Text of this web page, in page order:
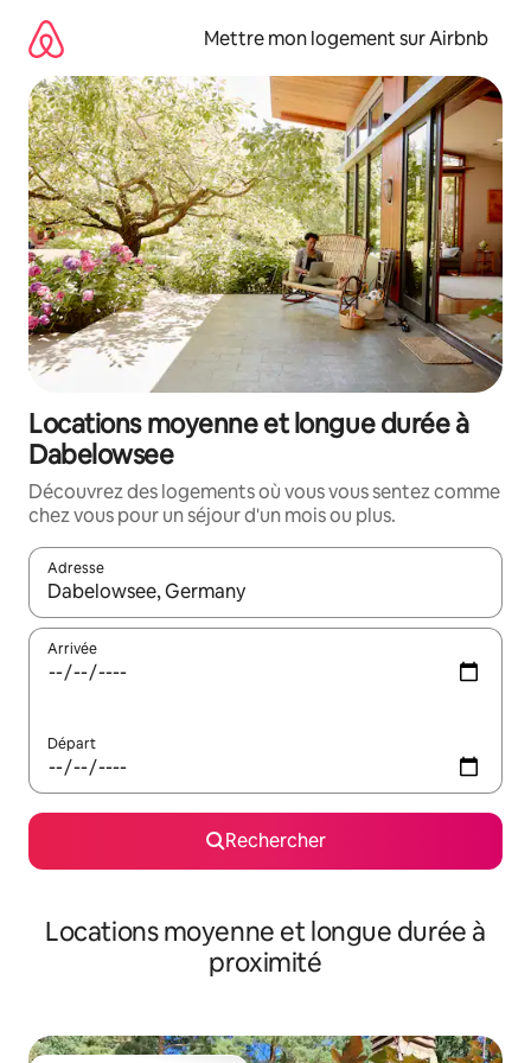
directement
contenu
Mettre mon logement sur Airbnb
Locations moyenne et longue durée à
Dabelowsee
Découvrez des logements où vous vous sentez comme
chez vous pour un séjour d'un mois ou plus.
Adresse
Lorsque les résultats s'affichent, utilisez les flèches vers le
Arrivée
Départ
Rechercher
Locations moyenne et longue durée à
proximité